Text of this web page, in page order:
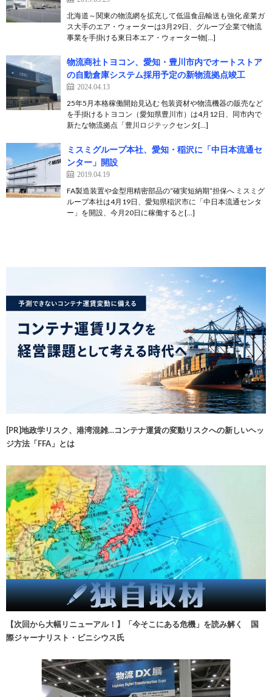
北海道～関東の物流網を拡充して低温食品輸送も強化 産業ガ
ス大手のエア・ウォーターは3月29日、グループ企業で物流
事業を手掛ける東日本エア・ウォーター物[…]
物流商社トヨコン、愛知・豊川市内でオートストア
の自動倉庫システム採用予定の新物流拠点竣工
2024.04.13
25年5月本格稼働開始見込む 包装資材や物流機器の販売など
を手掛けるトヨコン（愛知県豊川市）は4月12日、同市内で
新たな物流拠点「豊川ロジテックセンタ[…]
ミスミグループ本社、愛知・稲沢に「中日本流通セ
ンター」開設
2019.04.19
FA製造装置や金型用精密部品の“確実短納期”担保へ ミスミグ
ループ本社は4月19日、愛知県稲沢市に「中日本流通センタ
ー」を開設、今月20日に稼働すると[…]
[PR]地政学リスク、港湾混雑…コンテナ運賃の変動リスクへの新しいヘッ
ジ方法「FFA」とは
【次回から大幅リニューアル！】「今そこにある危機」を読み解く 国
際ジャーナリスト・ビニシウス氏